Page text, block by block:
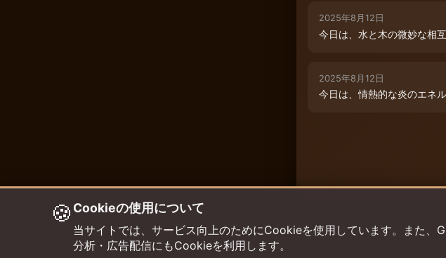
2025年8月12日
今日は、水と木の微妙な相
2025年8月12日
今日は、情熱的な炎のエネ
🍪 Cookieの使用について
当サイトでは、サービス向上のためにCookieを使用しています。また
分析・広告配信にもCookieを利用します。